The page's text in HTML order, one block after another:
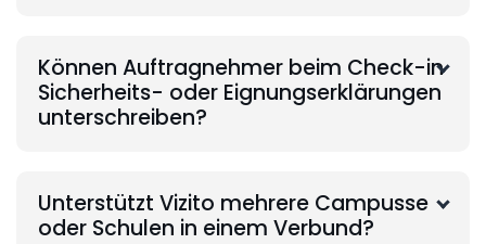
Können Auftragnehmer beim Check-in
Sicherheits- oder Eignungserklärungen
unterschreiben?
Unterstützt Vizito mehrere Campusse
oder Schulen in einem Verbund?